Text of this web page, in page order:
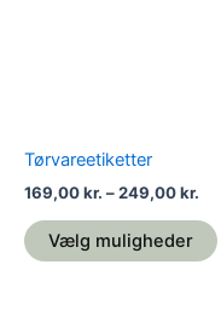
Tørvareetiketter
169,00kr. –249,00kr.
Vælg muligheder